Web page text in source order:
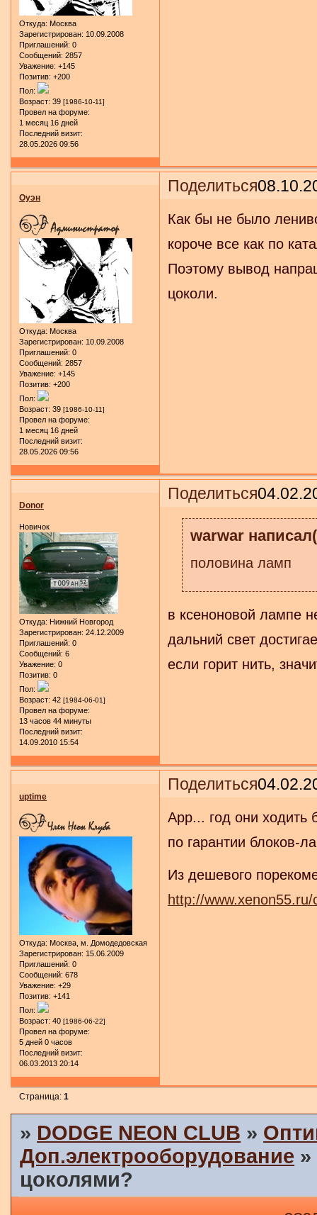
Откуда: Москва
Зарегистрирован: 10.09.2008
Приглашений: 0
Сообщений: 2857
Уважение: +145
Позитив: +200
Пол:
Возраст: 39 [1986-10-11]
Провел на форуме:
1 месяц 16 дней
Последний визит:
28.05.2026 09:56
Поделиться
Оуэн
Откуда: Москва
Зарегистрирован: 10.09.2008
Приглашений: 0
Сообщений: 2857
Уважение: +145
Позитив: +200
Пол:
Возраст: 39 [1986-10-11]
Провел на форуме:
1 месяц 16 дней
Последний визит:
28.05.2026 09:56
Как бы не было
короче все как по
Поэтому вывод
цоколи.
Поделиться
Donor
Новичок
Откуда: Нижний Новгород
Зарегистрирован: 24.12.2009
Приглашений: 0
Сообщений: 6
Уважение: 0
Позитив: 0
Пол:
Возраст: 42 [1984-06-01]
Провел на форуме:
13 часов 44 минуты
Последний визит:
14.09.2010 15:54
warwar
половина ламп
в ксеноновой лампе
дальний свет
если горит нить,
Поделиться
uptime
Откуда: Москва, м. Домодедовская
Зарегистрирован: 15.06.2009
Приглашений: 0
Сообщений: 678
Уважение: +29
Позитив: +141
Пол:
Возраст: 40 [1986-06-22]
Провел на форуме:
5 дней 0 часов
Последний визит:
06.03.2013 20:14
App... год они ходить
по гарантии блоков-
Из дешевого
http://
Страница:1
» DODGE NEON CLUB »
Доп.электрооборудование »
цоколями?